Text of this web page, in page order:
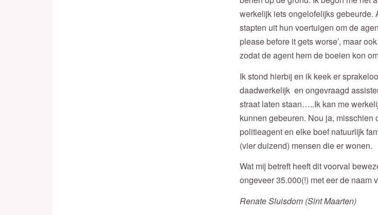
werkelijk iets ongelofelijks gebeurde.
stapten uit hun voertuigen om de
please before it gets worse’, maar
zodat de agent hem de boeien kon
Ik stond hierbij en ik keek er
daadwerkelijk en ongevraagd
straat laten staan…..Ik kan me
kunnen gebeuren. Nou ja,
politieagent en elke boef natuurlijk
(vier duizend) mensen die er wonen.
Wat mij betreft heeft dit voorval
ongeveer 35.000(!) met eer de naam
Renate Sluisdom (Sint Maarten)